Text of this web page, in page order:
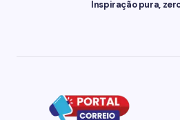
Inspiração pura,